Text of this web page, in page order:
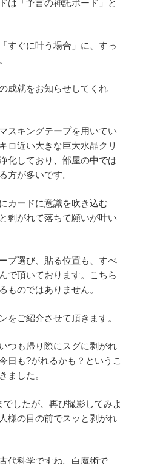
は「予言の神託ボード」と
すぐに叶う場合」に、すっ
成就をお知らせしてくれ
スキングテープを用いてい
ロ近い大きな巨大水晶クリ
化しており、部屋の中では
方が多いです。
カードに意識を吹き込む
剥がれて落ちて願いが叶い
プ選び、貼る位置も、すべ
で頂いております。こちら
ものではありません。
をご紹介させて頂きます。
つも帰り際にスグに剥がれ
日も?がれるかも？というこ
ました。
したが、再び撮影してみよ
様の目の前でスッと剥がれ
代科学ですね。白魔術で